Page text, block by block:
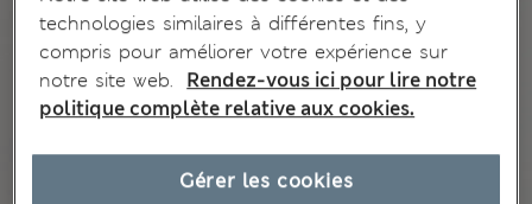
technologies similaires à différentes fins, y
compris pour améliorer votre expérience sur
notre site web.
Rendez-vous ici pour lire notre
politique complète relative aux cookies.
Gérer les cookies